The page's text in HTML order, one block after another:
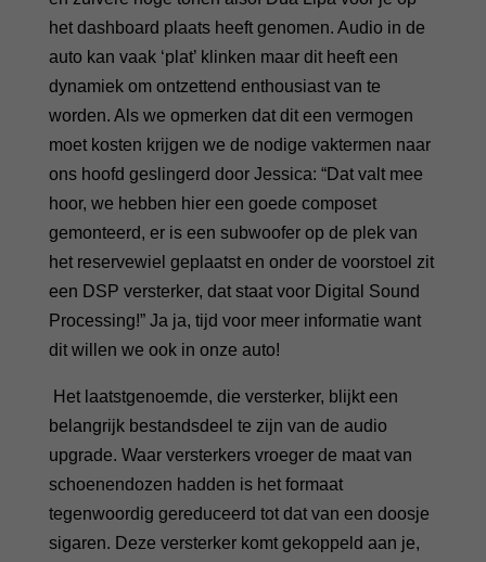
het dashboard plaats heeft genomen. Audio in de
auto kan vaak ‘plat’ klinken maar dit heeft een
dynamiek om ontzettend enthousiast van te
worden. Als we opmerken dat dit een vermogen
moet kosten krijgen we de nodige vaktermen naar
ons hoofd geslingerd door Jessica: “Dat valt mee
hoor, we hebben hier een goede composet
gemonteerd, er is een subwoofer op de plek van
het reservewiel geplaatst en onder de voorstoel zit
een DSP versterker, dat staat voor Digital Sound
Processing!” Ja ja, tijd voor meer informatie want
dit willen we ook in onze auto!
Het laatstgenoemde, die versterker, blijkt een
belangrijk bestandsdeel te zijn van de audio
upgrade. Waar versterkers vroeger de maat van
schoenendozen hadden is het formaat
tegenwoordig gereduceerd tot dat van een doosje
sigaren. Deze versterker komt gekoppeld aan je,